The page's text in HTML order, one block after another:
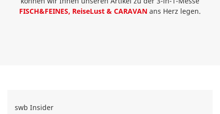
FISCH&FEINES, ReiseLust & CARAVAN ans Herz legen.
swb Insider